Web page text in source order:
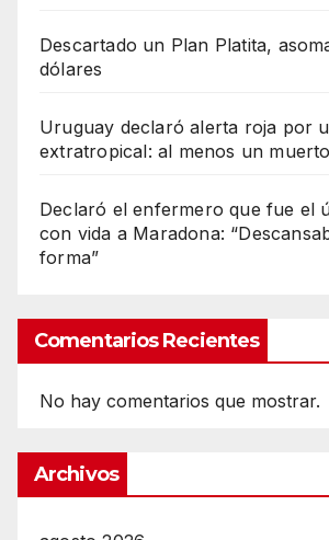
Descartado un Plan Platita,
dólares
Uruguay declaró alerta roja por
extratropical: al menos un muerto
Declaró el enfermero que fue el
con vida a Maradona:
forma”
Comentarios Recientes
No hay comentarios que mostrar.
Archivos